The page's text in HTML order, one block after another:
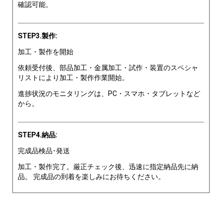
確認可能。
STEP3.製作:
加工・製作を開始
依頼受付後、部品加工・金属加工・試作・装置のスペシャ
リストにより加工・製作作業開始。
進捗状況のモニタリングは、PC・スマホ・タブレットなど
から。
STEP4.納品:
完成品検品･発送
加工・製作完了。厳正チェック後、迅速に指定納品先に納
品。 完成品の到着を楽しみにお待ちください。